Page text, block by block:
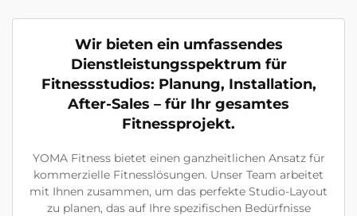
Wir bieten ein umfassendes
Dienstleistungsspektrum für
Fitnessstudios: Planung, Installation,
After-Sales – für Ihr gesamtes
Fitnessprojekt.
YOMA Fitness bietet einen ganzheitlichen Ansatz für
kommerzielle Fitnesslösungen. Unser Team arbeitet
mit Ihnen zusammen, um das perfekte Studio-Layout
zu planen, das auf Ihre spezifischen Bedürfnisse